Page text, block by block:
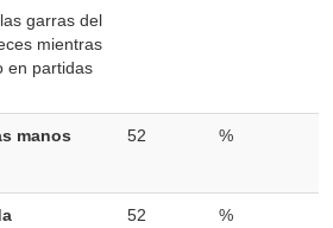
garras del
mientras
en partidas
manos 52 %
52 %